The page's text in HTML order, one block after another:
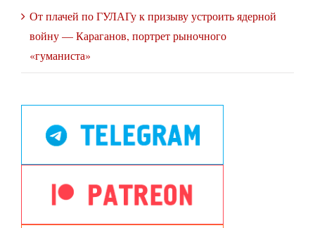
От плачей по ГУЛАГу к призыву устроить ядерной
войну — Караганов, портрет рыночного
«гуманиста»